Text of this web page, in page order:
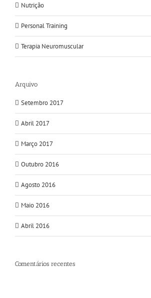
Nutrição
Personal Training
Terapia Neuromuscular
Arquivo
Setembro 2017
Abril 2017
Março 2017
Outubro 2016
Agosto 2016
Maio 2016
Abril 2016
Comentários recentes